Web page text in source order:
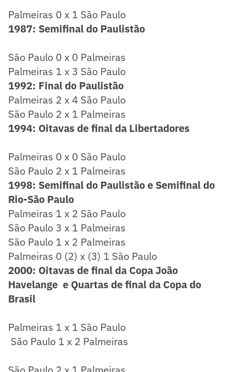
Palmeiras 0 x 1 São Paulo
1987: Semifinal do Paulistão
São Paulo 0 x 0 Palmeiras
Palmeiras 1 x 3 São Paulo
1992: Final do Paulistão
Palmeiras 2 x 4 São Paulo
São Paulo 2 x 1 Palmeiras
1994: Oitavas de final da Libertadores
Palmeiras 0 x 0 São Paulo
São Paulo 2 x 1 Palmeiras
1998: Semifinal do Paulistão e Semifinal do
Rio-São Paulo
Palmeiras 1 x 2 São Paulo
São Paulo 3 x 1 Palmeiras
São Paulo 1 x 2 Palmeiras
Palmeiras 0 (2) x (3) 1 São Paulo
2000: Oitavas de final da Copa João
Havelange e Quartas de final da Copa do
Brasil
Palmeiras 1 x 1 São Paulo
São Paulo 1 x 2 Palmeiras